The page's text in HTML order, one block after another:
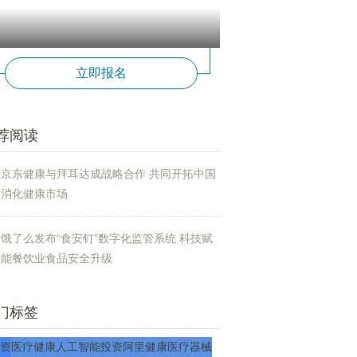
立即报名
阅读
京东健康与拜耳达成战略合作 共同开拓中国
消化健康市场
饿了么发布“食安钉”数字化监管系统 科技赋
能餐饮业食品安全升级
标签
医疗健康人工智能投资阿里健康医疗器械